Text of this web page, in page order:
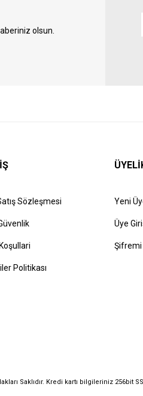
olsun.
Sözleşmesi
Politikası
Yeni
Üye
Saklıdır. Kredi kartı bilgileriniz 256bit